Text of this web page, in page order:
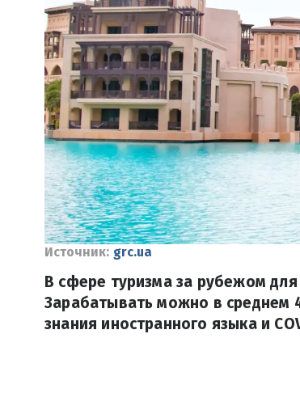
Источник: grc.ua
В сфере туризма за рубежом для
Зарабатывать можно в среднем
знания иностранного языка и